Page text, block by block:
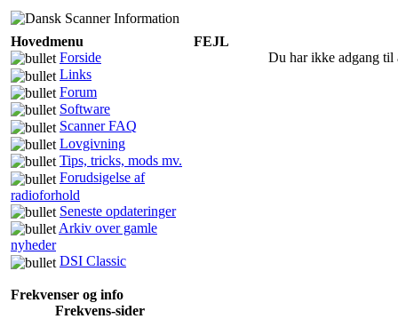
Hovedmenu
Forside
Links
Forum
Software
Scanner FAQ
Lovgivning
Tips, tricks, mods mv.
Forudsigelse af
radioforhold
Seneste opdateringer
Arkiv over gamle
nyheder
DSI Classic
Frekvenser og info
Frekvens-sider
FEJL
Du har ikke adgang til